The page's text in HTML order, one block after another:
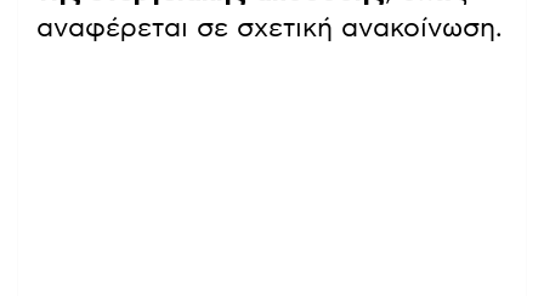
αναφέρεται σε σχετική ανακοίνωση.